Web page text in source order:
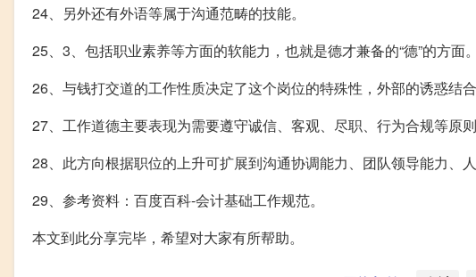
24、另外还有外语等属于沟通范畴的技能。
25、3、包括职业素养等方面的软能力，也就是德才兼备的“德”的方面。
26、与钱打交道的工作性质决定了这个岗位的特殊性，外部的诱惑结
27、工作道德主要表现为需要遵守诚信、客观、尽职、行为合规等原
28、此方向根据职位的上升可扩展到沟通协调能力、团队领导能力、人
29、参考资料：百度百科-会计基础工作规范。
本文到此分享完毕，希望对大家有所帮助。